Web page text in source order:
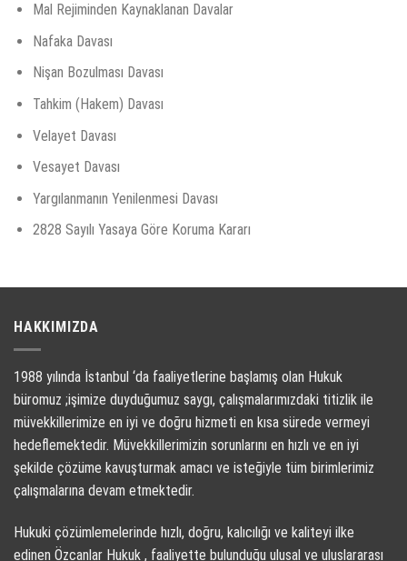
Mal Rejiminden Kaynaklanan Davalar
Nafaka Davası
Nişan Bozulması Davası
Tahkim (Hakem) Davası
Velayet Davası
Vesayet Davası
Yargılanmanın Yenilenmesi Davası
2828 Sayılı Yasaya Göre Koruma Kararı
HAKKIMIZDA
1988 yılında İstanbul ‘da faaliyetlerine başlamış olan Hukuk
büromuz ;işimize duyduğumuz saygı, çalışmalarımızdaki titizlik ile
müvekkillerimize en iyi ve doğru hizmeti en kısa sürede vermeyi
hedeflemektedir. Müvekkillerimizin sorunlarını en hızlı ve en iyi
şekilde çözüme kavuşturmak amacı ve isteğiyle tüm birimlerimiz
çalışmalarına devam etmektedir.
Hukuki çözümlemelerinde hızlı, doğru, kalıcılığı ve kaliteyi ilke
edinen Özcanlar Hukuk , faaliyette bulunduğu ulusal ve uluslararası